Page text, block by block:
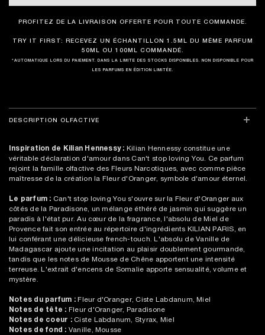
PROFITEZ DE LA LIVRAISON OFFERTE POUR TOUTE COMMANDE.
TRY IT FIRST: RECEVEZ UN ÉCHANTILLON 1.5ML DU MÊME PARFUM
50ML OU 100ML COMMANDÉ.
*AUTOMATIQUE LORS DU PAIEMENT. DANS LA LIMITE DES STOCKS DISPONIBLES. NON DISPONIBLE POUR
LES PARFUMS EN ÉDITION LIMITÉE.
DESCRIPTION OLFACTIVE
Inspiration de Kilian Hennessy : Kilian Hennessy constitue une
véritable déclaration d'amour dans Can't stop loving You. Ce parfum
rejoint la famille olfactive des Fleurs Narcotiques, avec comme pièce
maîtresse de la création la Fleur d'Oranger, symbole d'amour éternel.
Le parfum : Can't stop loving You s'ouvre sur la Fleur d'Oranger aux
côtés de la Paradisone, un mélange éthéré de jasmin qui suggère un
paradis à l'état pur. Au cœur de la fragrance, l'absolu de Miel de
Provence fait son entrée au répertoire d'ingrédients KILIAN PARIS, en
lui conférant une délicieuse french-touch. L'absolu de Vanille de
Madagascar ajoute une incitation au plaisir doublement gourmande,
tandis que les notes de Mousse de Chêne apportent une intensité
terreuse. L'extrait d'encens de Somalie apporte sensualité, volume et
mystère.
Notes du parfum : Fleur d'Oranger, Ciste Labdanum, Miel
Notes de tête : Fleur d'Oranger, Paradisone
Notes de coeur :Ciste Labdanum, Styrax, Miel
Notes de fond : Vanille, Mousse